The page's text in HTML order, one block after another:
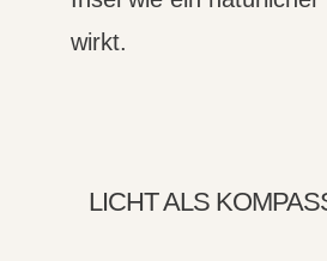
wirkt.
LICHT ALS